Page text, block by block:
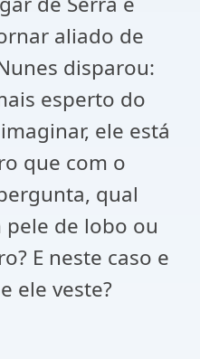
aliado de
disparou:
esperto do
ele está
que com o
qual
pele de lobo ou
E neste caso e
ele veste?